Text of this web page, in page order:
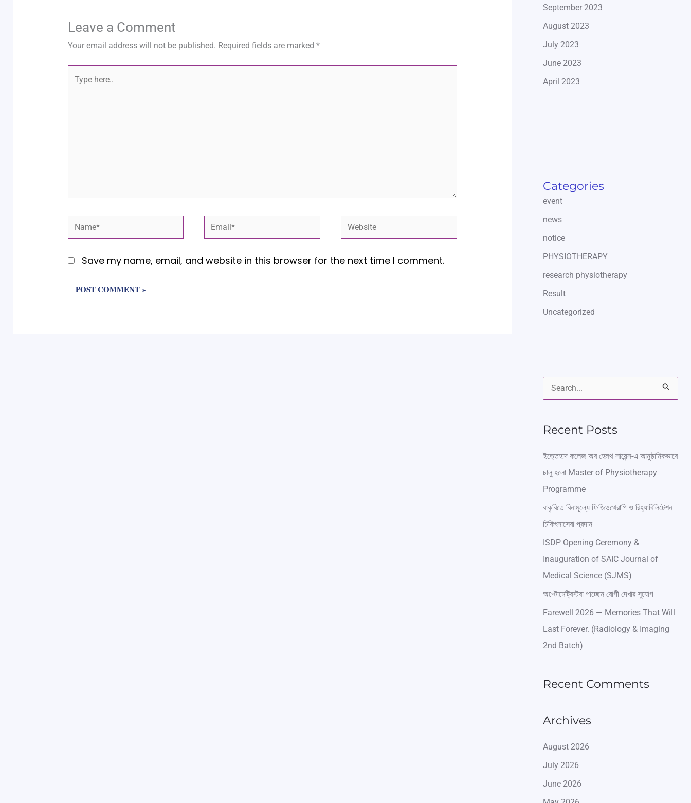
Leave a Comment
Your email address will not be published. Required fields are marked *
Type
Name* Email* Website
Save my name, email, and website in this browser for the next time I comment.
September 2023
August 2023
July 2023
June 2023
April 2023
Categories
event
news
notice
PHYSIOTHERAPY
research physiotherapy
Result
Uncategorized
a
c
o
r
:
Recent Posts
ইত্তেহাদ কলেজ অব হেলথ সায়েন্স-এ আনুষ্ঠানিকভাবে
চালু হলো Master of Physiotherapy
Programme
বাকৃবিতে বিনামূল্যে ফিজিওথেরাপি ও রিহ্যাবিলিটেশন
চিকিৎসাসেবা প্রদান
ISDP Opening Ceremony &
Inauguration of SAIC Journal of
Medical Science (SJMS)
অপ্টোমেট্রিস্টরা পাচ্ছেন রোগী দেখার সুযোগ
Farewell 2026 — Memories That Will
Last Forever. (Radiology & Imaging
2nd Batch)
Recent Comments
Archives
August 2026
July 2026
June 2026